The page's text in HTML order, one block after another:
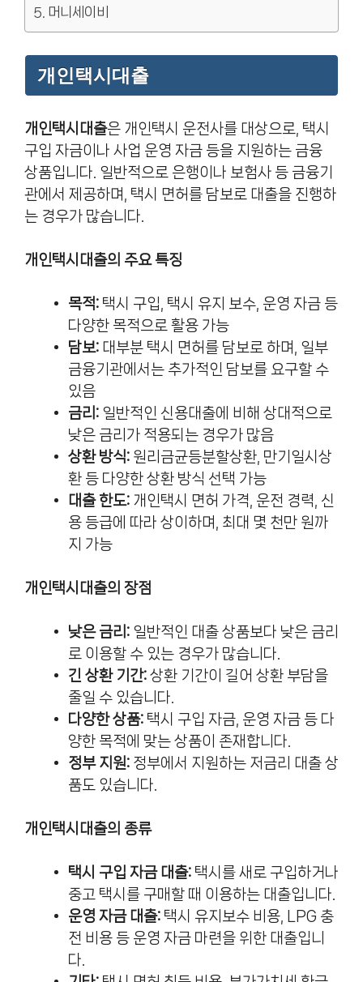
머니세이비
개인택시대출
개인택시대출은 개인택시 운전사를 대상으로, 택시
구입 자금이나 사업 운영 자금 등을 지원하는 금융
상품입니다. 일반적으로 은행이나 보험사 등 금융기
관에서 제공하며, 택시 면허를 담보로 대출을 진행하
는 경우가 많습니다.
개인택시대출의 주요 특징
목적: 택시 구입, 택시 유지 보수, 운영 자금 등
다양한 목적으로 활용 가능
담보: 대부분 택시 면허를 담보로 하며, 일부
금융기관에서는 추가적인 담보를 요구할 수
있음
금리: 일반적인 신용대출에 비해 상대적으로
낮은 금리가 적용되는 경우가 많음
상환 방식: 원리금균등분할상환, 만기일시상
환 등 다양한 상환 방식 선택 가능
대출 한도: 개인택시 면허 가격, 운전 경력, 신
용 등급에 따라 상이하며, 최대 몇 천만 원까
지 가능
개인택시대출의 장점
낮은 금리: 일반적인 대출 상품보다 낮은 금리
로 이용할 수 있는 경우가 많습니다.
긴 상환 기간: 상환 기간이 길어 상환 부담을
줄일 수 있습니다.
다양한 상품: 택시 구입 자금, 운영 자금 등 다
양한 목적에 맞는 상품이 존재합니다.
정부 지원: 정부에서 지원하는 저금리 대출 상
품도 있습니다.
개인택시대출의 종류
택시 구입 자금 대출: 택시를 새로 구입하거나
중고 택시를 구매할 때 이용하는 대출입니다.
운영 자금 대출: 택시 유지보수 비용, LPG 충
전 비용 등 운영 자금 마련을 위한 대출입니
다.